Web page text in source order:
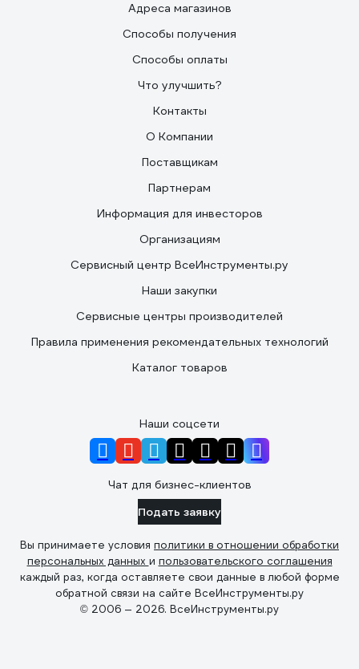
Адреса магазинов
Способы получения
Способы оплаты
Что улучшить?
Контакты
О Компании
Поставщикам
Партнерам
Информация для инвесторов
Организациям
Сервисный центр ВсеИнструменты.ру
Наши закупки
Сервисные центры производителей
Правила применения рекомендательных технологий
Каталог товаров
Наши соцсети
Чат для бизнес-клиентов
Подать заявку
Вы принимаете условия политики в отношении обработки
персональных данных и пользовательского соглашения
каждый раз, когда оставляете свои данные в любой форме
обратной связи на сайте ВсеИнструменты.ру
© 2006 — 2026. ВсеИнструменты.ру